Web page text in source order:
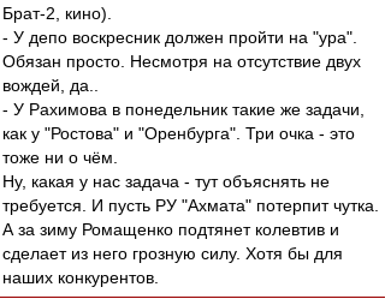
Брат-2, кино).
- У депо воскресник должен пройти на "ура".
Обязан просто. Несмотря на отсутствие двух
вождей, да..
- У Рахимова в понедельник такие же задачи,
как у "Ростова" и "Оренбурга". Три очка - это
тоже ни о чём.
Ну, какая у нас задача - тут объяснять не
требуется. И пусть РУ "Ахмата" потерпит чутка.
А за зиму Ромащенко подтянет колевтив и
сделает из него грозную силу. Хотя бы для
наших конкурентов.